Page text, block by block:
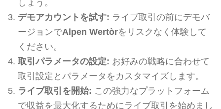
しょう。
デモアカウントを試す: ライブ取引の前にデモバ
ージョンでAlpen Wertòrをリスクなく体験して
ください。
取引パラメータの設定: お好みの戦略に合わせて
取引設定とパラメータをカスタマイズします。
ライブ取引を開始: この強力なプラットフォーム
で収益を最大化するためにライブ取引を始めまし